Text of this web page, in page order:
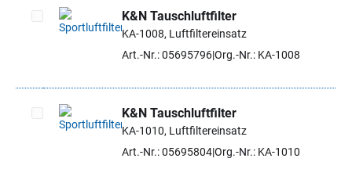
Artikel auswählen
K&N Tauschluftfilter
KA-1008, Luftfiltereinsatz
Art.-Nr.: 05695796Org.-Nr.: KA-1008
Artikel auswählen
K&N Tauschluftfilter
KA-1010, Luftfiltereinsatz
Art.-Nr.: 05695804Org.-Nr.: KA-1010